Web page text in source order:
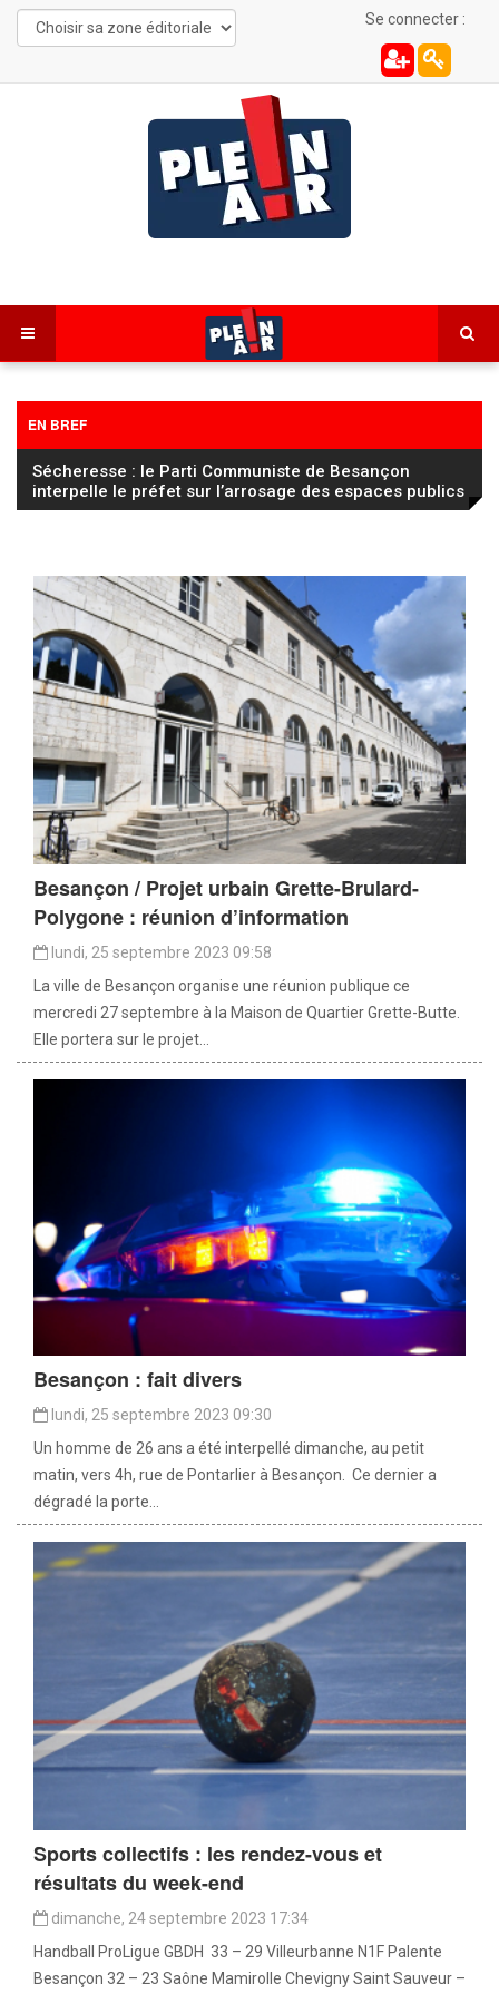
Se connecter :
EN BREF
Sécheresse : le Parti Communiste de Besançon
interpelle le préfet sur l’arrosage des espaces publics
Besançon / Projet urbain Grette-Brulard-
Polygone : réunion d’information
lundi, 25 septembre 2023 09:58
La ville de Besançon organise une réunion publique ce
mercredi 27 septembre à la Maison de Quartier Grette-Butte.
Elle portera sur le projet...
Besançon : fait divers
lundi, 25 septembre 2023 09:30
Un homme de 26 ans a été interpellé dimanche, au petit
matin, vers 4h, rue de Pontarlier à Besançon. Ce dernier a
dégradé la porte...
Sports collectifs : les rendez-vous et
résultats du week-end
dimanche, 24 septembre 2023 17:34
Handball ProLigue GBDH 33 – 29 Villeurbanne N1F Palente
Besançon 32 – 23 Saône Mamirolle Chevigny Saint Sauveur –